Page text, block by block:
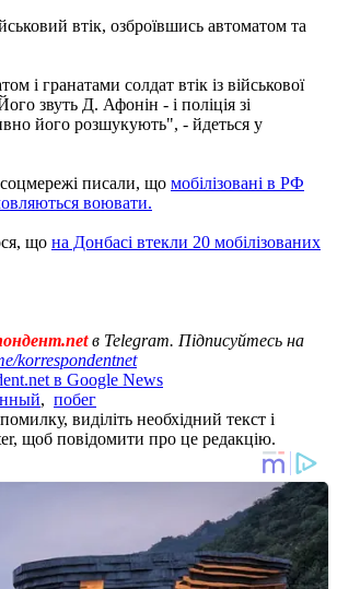
втік, озброївшись автоматом та
і гранатами солдат втік із військової
звуть Д. Афонін - і поліція зі
його розшукують", - йдеться у
писали, що мобілізовані в РФ
воювати.
що на Донбасі втекли 20 мобілізованих
в Telegram. Підписуйтесь на
korrespondentnet
в Google News
, побег
виділіть необхідний текст і
щоб повідомити про це редакцію.